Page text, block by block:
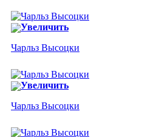
Увеличить
Чарльз Высоцки
Увеличить
Чарльз Высоцки